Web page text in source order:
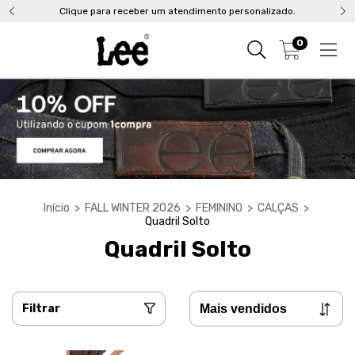
Clique para receber um atendimento personalizado.
0
Início > FALL WINTER 2026 > FEMININO > CALÇAS >
Quadril Solto
Quadril Solto
Filtrar